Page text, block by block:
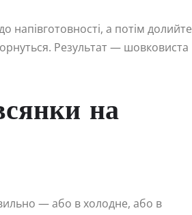
напівготовності, а потім долийте
Результат — шовковиста
на
— або в холодне, або в